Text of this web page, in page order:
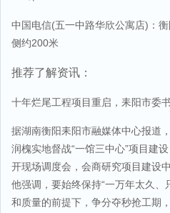
中国电信(五一中路华欣公寓店)：
侧约200米
推荐了解资讯：
十年烂尾工程项目重启，耒阳市委
据湖南衡阳耒阳市融媒体中心报道
润槐实地督战“一馆三中心”项目建
开现场调度会，会商研究项目建设
他强调，要始终保持“一万年太久、
和质量的前提下，争分夺秒抢工期